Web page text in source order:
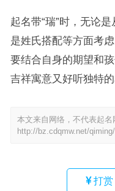
起名带“瑞”时，无论
是姓氏搭配等方面考
要结合自身的期望和
吉祥寓意又好听独特的
本文来自网络，不代表起名
http://bz.cdqmw.net/
打赏